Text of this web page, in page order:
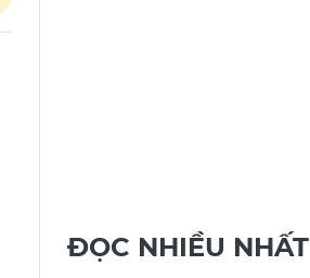
ĐỌC NHIỀU NHẤT